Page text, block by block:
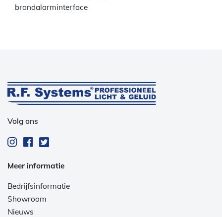
brandalarminterface
Volg ons
Meer informatie
Bedrijfsinformatie
Showroom
Nieuws